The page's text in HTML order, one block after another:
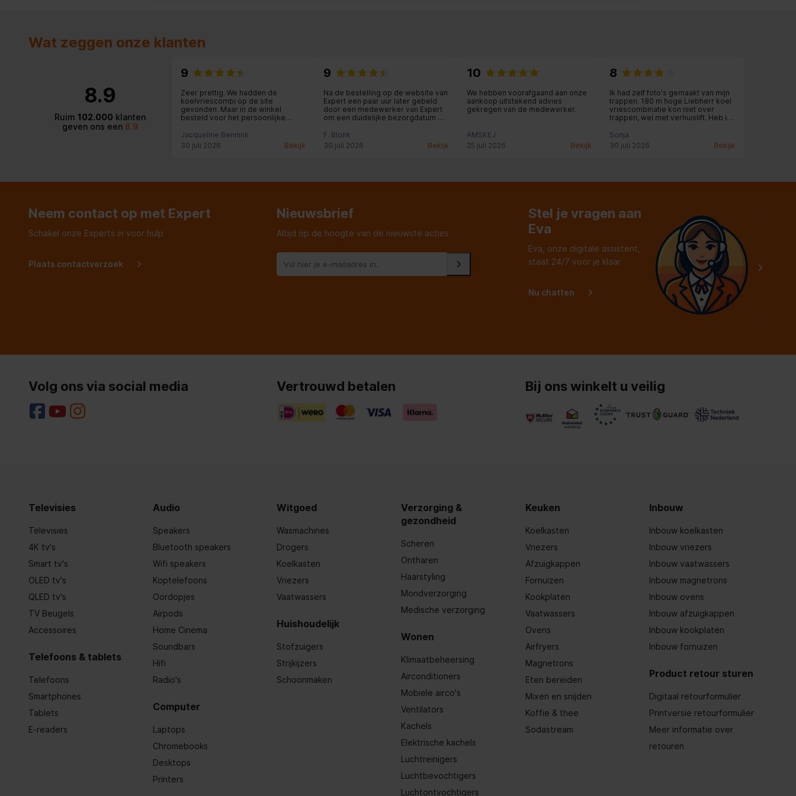
Wat zeggen onze klanten
8.9
Ruim 102.000 klanten
geven ons een8.9
9
Zeer prettig. We hadden de
koelvriescombi op de site
gevonden. Maar in de winkel
besteld voor het persoonlijke
Jacqueline Bennink
30 juli 2026
Bekijk
9
Na de bestelling op de website van
Expert een paar uur later gebeld
door een medewerker van Expert
om een duidelijke bezorgdatum en
kwam op tijd en werd netjes bij de
voordeur afgeleverd!
F. Blonk
30 juli 2026
Bekijk
10
We hebben voorafgaand aan onze
aankoop uitstekend advies
gekregen van de medewerker.
AMSKEJ
25 juli 2026
Bekijk
8
Ik had zelf foto's gemaakt van mijn
trappen. 180 m hoge Liebherr koel
vriescombinatie kon niet over
trappen, wel met verhuislift. Heb ik
was. Trappen soms probleem in
Amsterdam. Eind goed al goed de
nieuwe koelkast staat en bevalt
Sonja
30 juli 2026
Bekijk
Neem contact op met Expert
Schakel onze Experts in voor hulp
Plaats contactverzoek
Nieuwsbrief
Altijd op de hoogte van de nieuwste acties
Stel je vragen aan
Eva
Eva, onze digitale assistent,
staat 24/7 voor je klaar
Nu chatten
Volg ons via social media Vertrouwd betalen Bij ons winkelt u veilig
Televisies
Televisies
4K tv's
Smart tv's
OLED tv's
QLED tv's
TV Beugels
Accessoires
Telefoons & tablets
Telefoons
Smartphones
Tablets
E-readers
Audio
Speakers
Bluetooth speakers
Wifi speakers
Koptelefoons
Oordopjes
Airpods
Home Cinema
Soundbars
Hifi
Radio's
Computer
Laptops
Chromebooks
Desktops
Printers
Witgoed
Wasmachines
Drogers
Koelkasten
Vriezers
Vaatwassers
Huishoudelijk
Stofzuigers
Strijkijzers
Schoonmaken
Verzorging &
gezondheid
Scheren
Ontharen
Haarstyling
Mondverzorging
Medische verzorging
Wonen
Klimaatbeheersing
Airconditioners
Mobiele airco's
Ventilators
Kachels
Elektrische kachels
Luchtreinigers
Luchtbevochtigers
Luchtontvochtigers
Keuken
Koelkasten
Vriezers
Afzuigkappen
Fornuizen
Kookplaten
Vaatwassers
Ovens
Airfryers
Magnetrons
Eten bereiden
Mixen en snijden
Koffie & thee
Sodastream
Inbouw
Inbouw koelkasten
Inbouw vriezers
Inbouw vaatwassers
Inbouw magnetrons
Inbouw ovens
Inbouw afzuigkappen
Inbouw kookplaten
Inbouw fornuizen
Product retour sturen
Digitaal retourformulier
Printversie retourformulier
Meer informatie over
retouren